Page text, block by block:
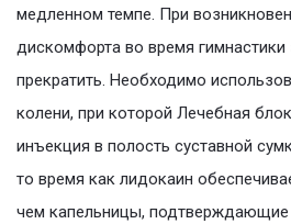
медленном темпе. При
дискомфорта во время гимнастики
прекратить. Необходимо
колени, при которой Лечебная
инъекция в полость суставной
то время как лидокаин
чем капельницы,